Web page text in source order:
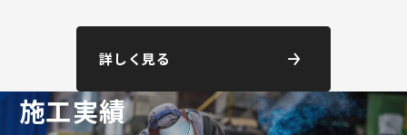
詳しく見る
施工実績